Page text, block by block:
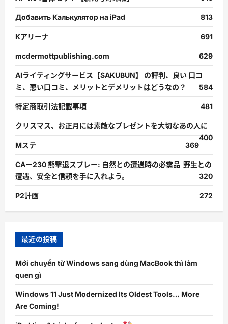
Добавить Калькулятор на iPad 813
Kアリーナ 691
mcdermottpublishing.com 629
AIライティングサービス【SAKUBUN】 の評判、良い 口コ
ミ、悪い口コミ、メリットとデメリットはどうなの？
584
特定商取引法記載事項 481
クリスマス、お正月には素敵なプレゼントを大切なあの人に
400
Mステ
369
CAー230 熊撃退スプレー: 自然との遭遇時の必需品 野生との
遭遇、安全と信頼を手に入れよう。
320
P2計画 272
最近の投稿
Mới chuyển từ Windows sang dùng MacBook thì làm
quen gì
Windows 11 Just Modernized Its Oldest Tools… More
Are Coming!